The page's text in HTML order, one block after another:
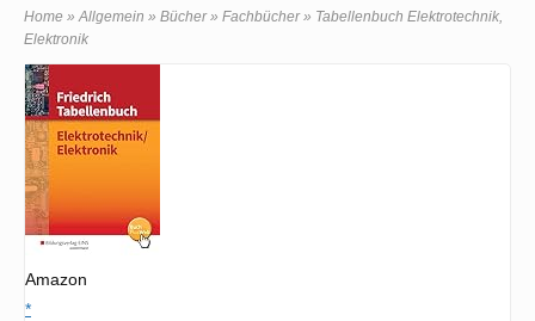
Home » Allgemein » Bücher » Fachbücher » Tabellenbuch Elektrotechnik,
Elektronik
Amazon
*